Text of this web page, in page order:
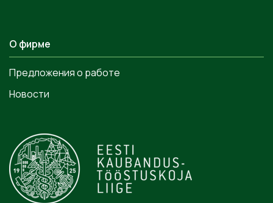
О фирме
Предложения о работе
Новости